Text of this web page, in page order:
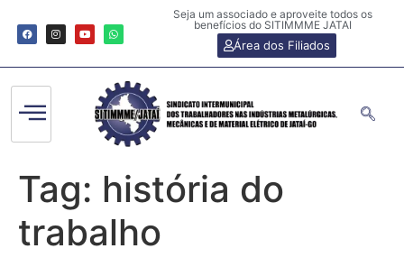
Seja um associado e aproveite todos os
benefícios do SITIMMME JATAI
Área dos Filiados
Tag: história do
trabalho